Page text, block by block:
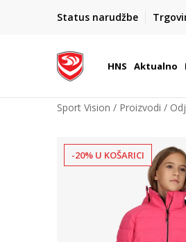
Status narudžbe
Dostava 1,50 €
| Više
HNS Aktualno
Sport Vision Proizvodi
-20% U KOŠARICI